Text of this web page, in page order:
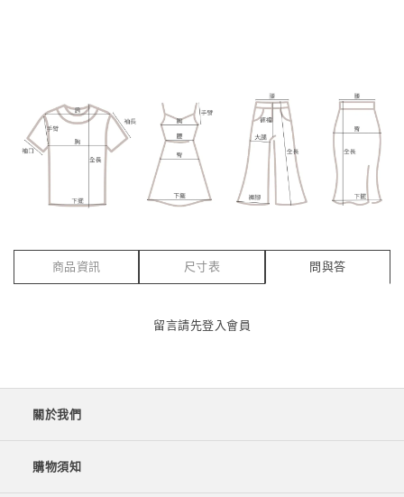
商品資訊 尺寸表 問與答
留言請先登入會員
關於我們
購物須知